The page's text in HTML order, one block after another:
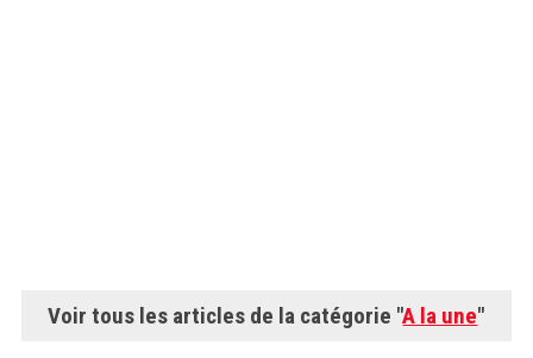
Voir tous les articles de la catégorie "A la une"